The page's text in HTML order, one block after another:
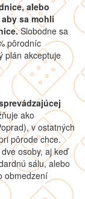
alebo
sa mohli
Slobodne sa
pôrodníc
plán akceptuje
ako
v ostatných
pôrode chce.
osoby, aj keď
sálu, alebo
obmedzení